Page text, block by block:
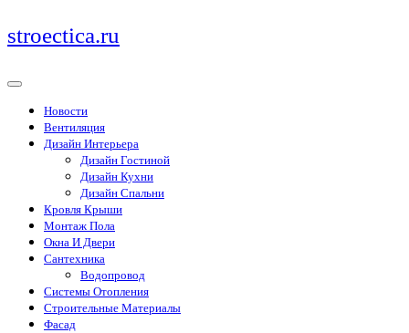
Перейти
к
stroectica.ru
Новости
Вентиляция
Дизайн Интерьера
Дизайн Гостиной
Дизайн Кухни
Дизайн Спальни
Кровля Крыши
Монтаж Пола
Окна И Двери
Сантехника
Водопровод
Системы Отопления
Строительные Материалы
Фасад